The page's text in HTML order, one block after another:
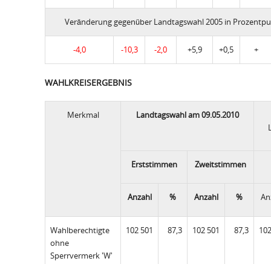
Veränderung gegenüber Landtagswahl 2005 in
-4,0 -10,3 -2,0 +5,9 +0,5 +
WAHLKREISERGEBNIS
Merkmal
Landtagswahl am 09.05.2010
Erststimmen Zweitstimmen
Anzahl % Anzahl %
Wahlberechtigte
ohne
Sperrvermerk 'W'
102 501 87,3 102 501 87,3